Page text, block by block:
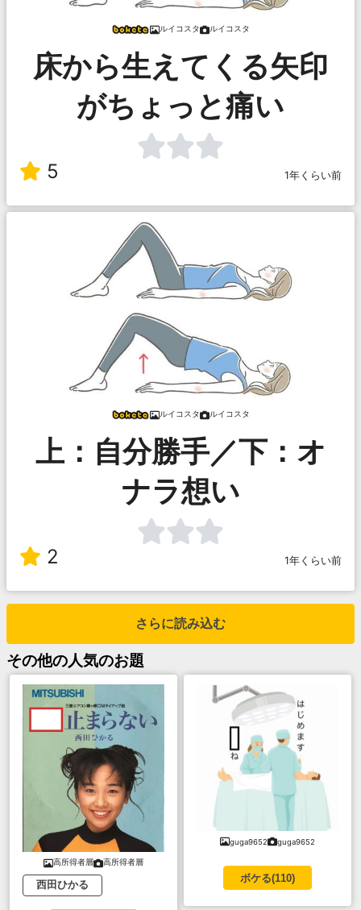
ルイコスタ ルイコスタ
床から生えてくる矢印
がちょっと痛い
5 1年くらい前
ルイコスタ ルイコスタ
上：自分勝手／下：オ
ナラ想い
2 1年くらい前
さらに読み込む
その他の人気のお題
高所得者層 高所得者層
西田ひかる
guga9652 guga9652
ボケる(110)